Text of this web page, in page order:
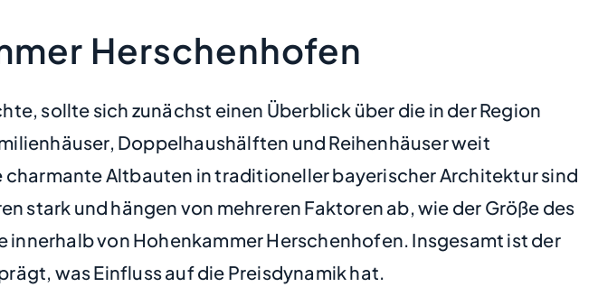
Herschenhofen
sollte sich zunächst einen Überblick über die in der Region
Doppelhaushälften und Reihenhäuser weit
Altbauten in traditioneller bayerischer Architektur sind
stark und hängen von mehreren Faktoren ab, wie der Größe des
von Hohenkammer Herschenhofen. Insgesamt ist der
was Einfluss auf die Preisdynamik hat.